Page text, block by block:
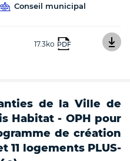
Conseil municipal
17.3ko PDF
de la Ville de
Habitat - OPH pour
de création
11 logements PLUS-